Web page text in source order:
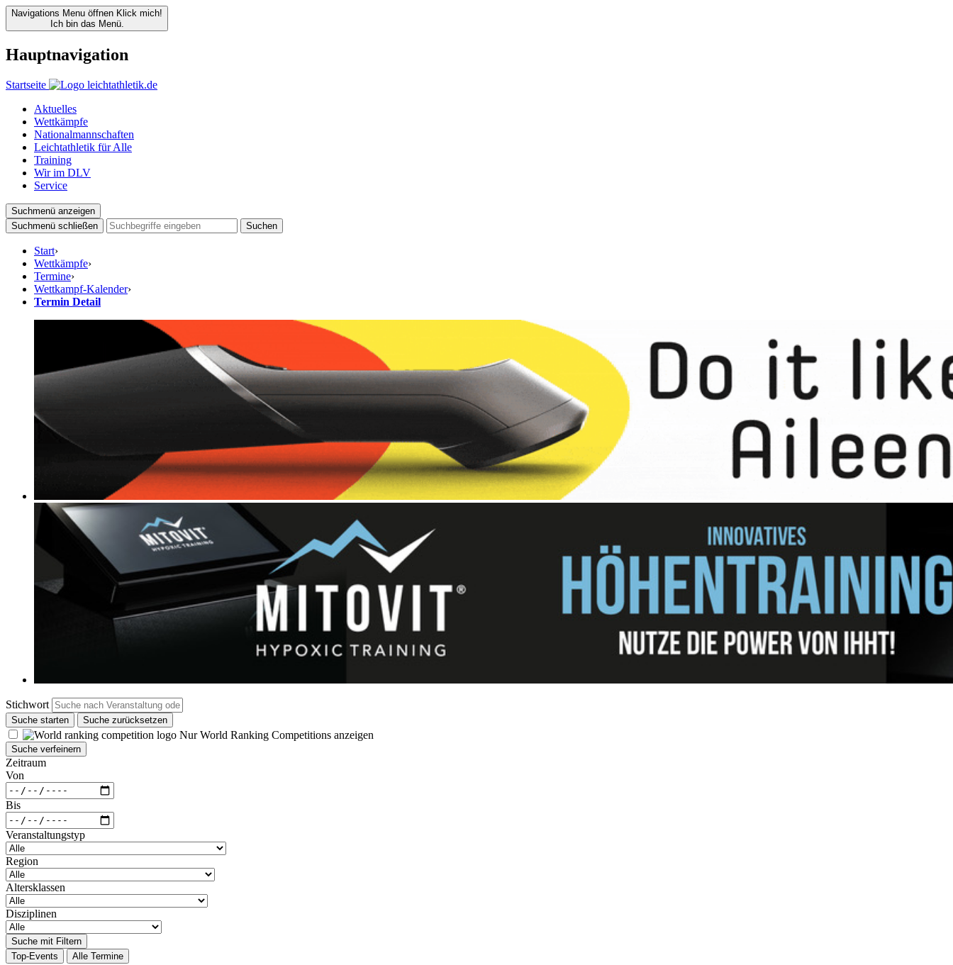
Navigations Menu öffnen Klick mich!
Ich bin das Menü.
Hauptnavigation
Startseite
Aktuelles
Wettkämpfe
Nationalmannschaften
Leichtathletik für Alle
Training
Wir im DLV
Service
Suchmenü anzeigen
Suchmenü schließen
Suchen
Start›
Wettkämpfe›
Termine›
Wettkampf-Kalender›
Termin Detail
Stichwort
Suche starten Suche zurücksetzen
Nur World Ranking Competitions anzeigen
Suche verfeinern
Zeitraum
Von
Bis
Veranstaltungstyp
Region
Altersklassen
Disziplinen
Suche mit Filtern
Top-Events
Alle Termine